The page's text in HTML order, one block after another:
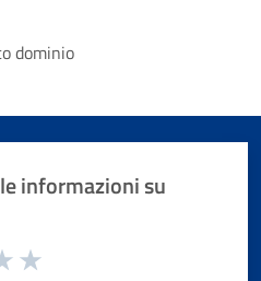
dominio
informazioni su